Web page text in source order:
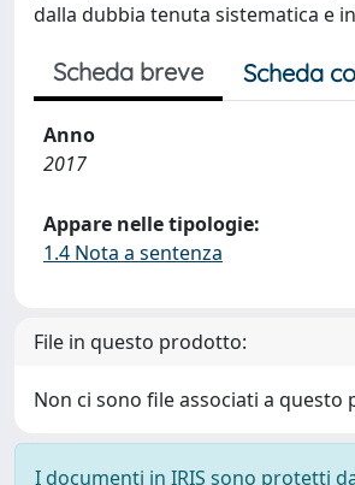
dalla dubbia tenuta sistematica e
Scheda breve Scheda
Anno
2017
Appare nelle tipologie:
1.4 Nota a sentenza
File in questo prodotto:
Non ci sono file associati a questo
I documenti in IRIS sono protetti